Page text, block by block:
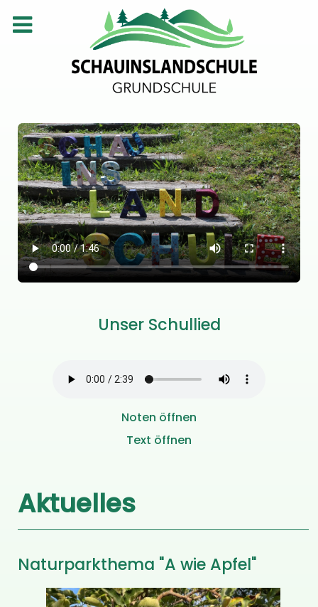
Unser Schullied
Noten öffnen
Text öffnen
Aktuelles
Naturparkthema "A wie Apfel"